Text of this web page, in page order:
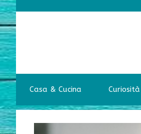
Vai
al
contenuto
Casa & Cucina Curiosità